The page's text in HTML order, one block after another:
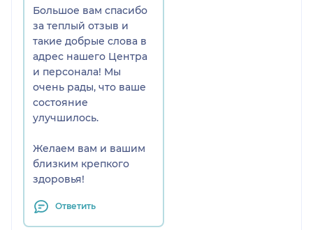
работает в этом центре.
Здоровья и ангела
хранителя.
Большое вам спасибо
за теплый отзыв и
такие добрые слова в
адрес нашего Центра
и персонала! Мы
очень рады, что ваше
состояние
улучшилось.
Желаем вам и вашим
близким крепкого
здоровья!
Ответить